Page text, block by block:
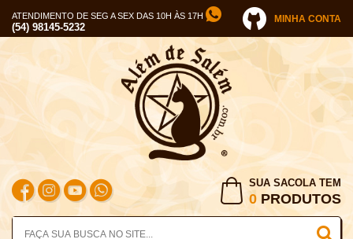
ATENDIMENTO DE SEG A SEX DAS 10H ÀS 17H
(54) 98145-5232
MINHA CONTA
SUA SACOLA TEM
0 PRODUTOS